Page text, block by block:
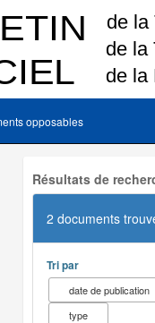
opposables
Résultats de
2 documents
Tri par
date de publication
type